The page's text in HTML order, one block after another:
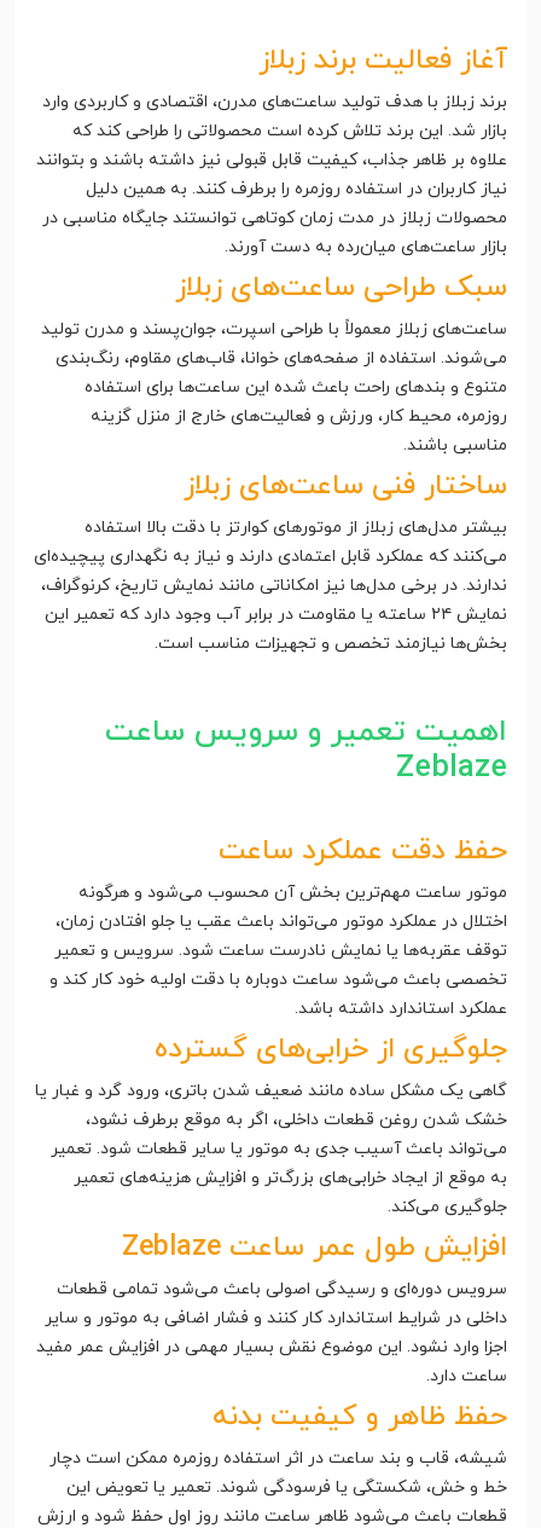
آغاز فعالیت برند زبلاز
برند زبلاز با هدف تولید ساعت‌های مدرن، اقتصادی و کاربردی وارد
بازار شد. این برند تلاش کرده است محصولاتی را طراحی کند که
علاوه بر ظاهر جذاب، کیفیت قابل قبولی نیز داشته باشند و بتوانند
نیاز کاربران در استفاده روزمره را برطرف کنند. به همین دلیل
محصولات زبلاز در مدت زمان کوتاهی توانستند جایگاه مناسبی در
بازار ساعت‌های میان‌رده به دست آورند.
سبک طراحی ساعت‌های زبلاز
ساعت‌های زبلاز معمولاً با طراحی اسپرت، جوان‌پسند و مدرن تولید
می‌شوند. استفاده از صفحه‌های خوانا، قاب‌های مقاوم، رنگ‌بندی
متنوع و بندهای راحت باعث شده این ساعت‌ها برای استفاده
روزمره، محیط کار، ورزش و فعالیت‌های خارج از منزل گزینه
مناسبی باشند.
ساختار فنی ساعت‌های زبلاز
بیشتر مدل‌های زبلاز از موتورهای کوارتز با دقت بالا استفاده
می‌کنند که عملکرد قابل اعتمادی دارند و نیاز به نگهداری پیچیده‌ای
ندارند. در برخی مدل‌ها نیز امکاناتی مانند نمایش تاریخ، کرنوگراف،
نمایش ۲۴ ساعته یا مقاومت در برابر آب وجود دارد که تعمیر این
بخش‌ها نیازمند تخصص و تجهیزات مناسب است.
اهمیت تعمیر و سرویس ساعت
Zeblaze
حفظ دقت عملکرد ساعت
موتور ساعت مهم‌ترین بخش آن محسوب می‌شود و هرگونه
اختلال در عملکرد موتور می‌تواند باعث عقب یا جلو افتادن زمان،
توقف عقربه‌ها یا نمایش نادرست ساعت شود. سرویس و تعمیر
تخصصی باعث می‌شود ساعت دوباره با دقت اولیه خود کار کند و
عملکرد استاندارد داشته باشد.
جلوگیری از خرابی‌های گسترده
گاهی یک مشکل ساده مانند ضعیف شدن باتری، ورود گرد و غبار یا
خشک شدن روغن قطعات داخلی، اگر به موقع برطرف نشود،
می‌تواند باعث آسیب جدی به موتور یا سایر قطعات شود. تعمیر
به موقع از ایجاد خرابی‌های بزرگ‌تر و افزایش هزینه‌های تعمیر
جلوگیری می‌کند.
افزایش طول عمر ساعت Zeblaze
سرویس دوره‌ای و رسیدگی اصولی باعث می‌شود تمامی قطعات
داخلی در شرایط استاندارد کار کنند و فشار اضافی به موتور و سایر
اجزا وارد نشود. این موضوع نقش بسیار مهمی در افزایش عمر مفید
ساعت دارد.
حفظ ظاهر و کیفیت بدنه
شیشه، قاب و بند ساعت در اثر استفاده روزمره ممکن است دچار
خط و خش، شکستگی یا فرسودگی شوند. تعمیر یا تعویض این
قطعات باعث می‌شود ظاهر ساعت مانند روز اول حفظ شود و ارزش